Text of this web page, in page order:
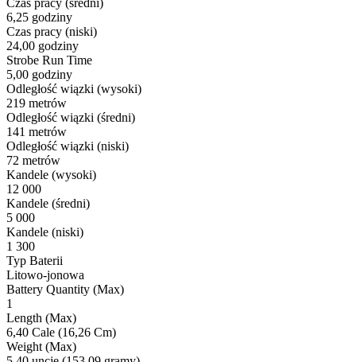
6,25 godziny
Czas pracy (niski)
24,00 godziny
Strobe Run Time
5,00 godziny
Odległość wiązki (wysoki)
219 metrów
Odległość wiązki (średni)
141 metrów
Odległość wiązki (niski)
72 metrów
Kandele (wysoki)
12 000
Kandele (średni)
5 000
Kandele (niski)
1 300
Typ Baterii
Litowo-jonowa
Battery Quantity (Max)
1
Length (Max)
6,40 Cale (16,26 Cm)
Weight (Max)